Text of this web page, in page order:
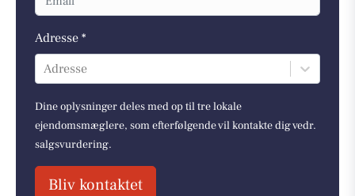
Adresse *
Adresse
Dine oplysninger deles med op til tre lokale
ejendomsmæglere, som efterfølgende vil kontakte dig vedr.
salgsvurdering.
Bliv kontaktet